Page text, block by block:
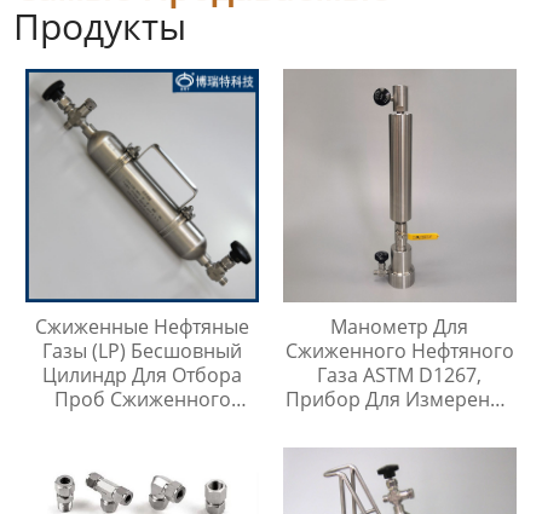
Продукты
Сжиженные Нефтяные
Газы (LP) Бесшовный
Цилиндр Для Отбора
Проб Сжиженного
Манометр Для
Сжиженного Нефтяного
Газа ASTM D1267,
Прибор Для Измерения